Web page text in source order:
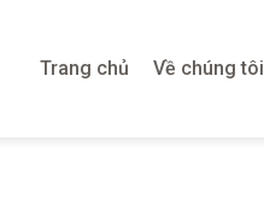
Trang chủ Về chúng tôi